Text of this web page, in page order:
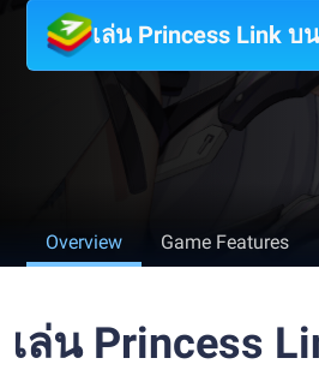
เล่น Princess Link บ
Overview Game Features
เล่น Princess